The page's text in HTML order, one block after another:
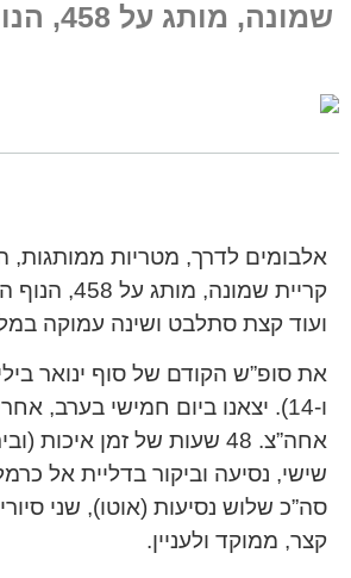
אלבומים לדרך, מטריות
קריית
ועוד קצת סתלבט ושינה עמוקה
ו-14). יצאנו ביום חמישי בערב,
אחה”צ. 48 שעות של זמן
שישי, נסיעה וביקור בדליית אל
סה”כ שלוש נסיעות (אוטו), שני
קצר, ממוקד ולעניין.